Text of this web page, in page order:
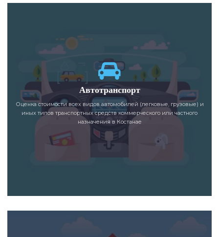
Автотранспорт
Оценка стоимости всех видов автомобилей (легковые, грузовые) и
иных типов транспортных средств коммерческого или частного
назначения в Костанае